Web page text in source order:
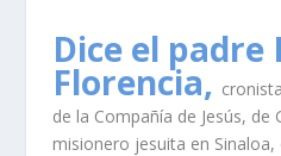
Dice el padre
Florencia,
de la Compañía de Jesús, de
misionero jesuita en